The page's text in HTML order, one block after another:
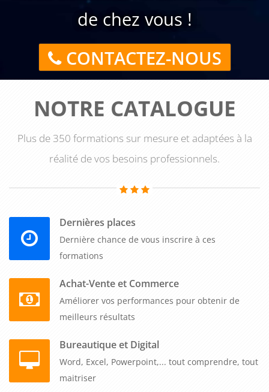
de chez vous !
CONTACTEZ-NOUS
NOTRE CATALOGUE
Plus de 350 formations sur mesure et adaptées à la
réalité de vos besoins professionnels.
Dernières places
Dernière chance de vous inscrire à ces
formations
Achat-Vente et Commerce
Améliorer vos performances pour obtenir de
meilleurs résultats
Bureautique et Digital
Word, Excel, Powerpoint,... tout comprendre, tout
maitriser